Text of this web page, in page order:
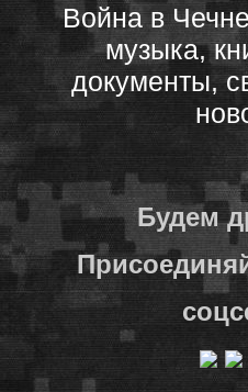
Война в
музыка,
документы,
Будем